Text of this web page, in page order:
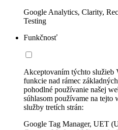
Google Analytics, Clarity,
Testing
Funkčnosť
Akceptovaním týchto služieb
funkcie nad rámec
pohodlné používanie našej
súhlasom používame na tejto
služby tretích strán:
Google Tag Manager, UET